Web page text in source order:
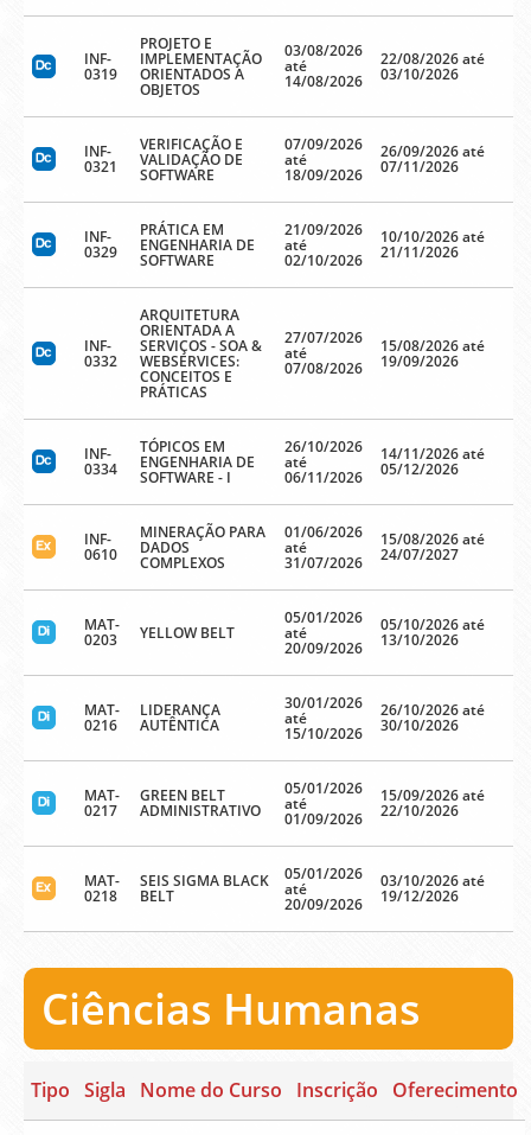
INF-
0319
PROJETO E
IMPLEMENTAÇÃO
ORIENTADOS A
OBJETOS
03/08/2026
até
14/08/2026
22/08/2026 até
03/10/2026
INF-
0321
VERIFICAÇÃO E
VALIDAÇÃO DE
SOFTWARE
07/09/2026
até
18/09/2026
26/09/2026 até
07/11/2026
INF-
0329
PRÁTICA EM
ENGENHARIA DE
SOFTWARE
21/09/2026
até
02/10/2026
10/10/2026 até
21/11/2026
INF-
0332
ARQUITETURA
ORIENTADA A
SERVIÇOS - SOA &
WEBSERVICES:
CONCEITOS E
PRÁTICAS
27/07/2026
até
07/08/2026
15/08/2026 até
19/09/2026
INF-
0334
TÓPICOS EM
ENGENHARIA DE
SOFTWARE - I
26/10/2026
até
06/11/2026
14/11/2026 até
05/12/2026
INF-
0610
MINERAÇÃO PARA
DADOS
COMPLEXOS
01/06/2026
até
31/07/2026
15/08/2026 até
24/07/2027
MAT-
0203 YELLOW BELT
05/01/2026
até
20/09/2026
05/10/2026 até
13/10/2026
MAT-
0216
LIDERANÇA
AUTÊNTICA
30/01/2026
até
15/10/2026
26/10/2026 até
30/10/2026
MAT-
0217
GREEN BELT
ADMINISTRATIVO
05/01/2026
até
01/09/2026
15/09/2026 até
22/10/2026
MAT-
0218
SEIS SIGMA BLACK
BELT
05/01/2026
até
20/09/2026
03/10/2026 até
19/12/2026
Ciências Humanas
Tipo Sigla Nome do Curso Inscrição Oferecimento